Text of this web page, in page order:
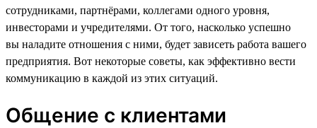
сотрудниками, партнёрами, коллегами одного уровня,
инвесторами и учредителями. От того, насколько успешно
вы наладите отношения с ними, будет зависеть работа вашего
предприятия. Вот некоторые советы, как эффективно вести
коммуникацию в каждой из этих ситуаций.
Общение с клиентами